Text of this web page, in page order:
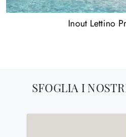
Inout Lettino
SFOGLIA I